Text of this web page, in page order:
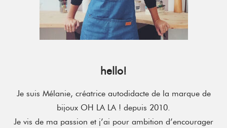
hello!
Je suis Mélanie, créatrice autodidacte de la marque de
bijoux OH LA LA ! depuis 2010.
Je vis de ma passion et j’ai pour ambition d’encourager